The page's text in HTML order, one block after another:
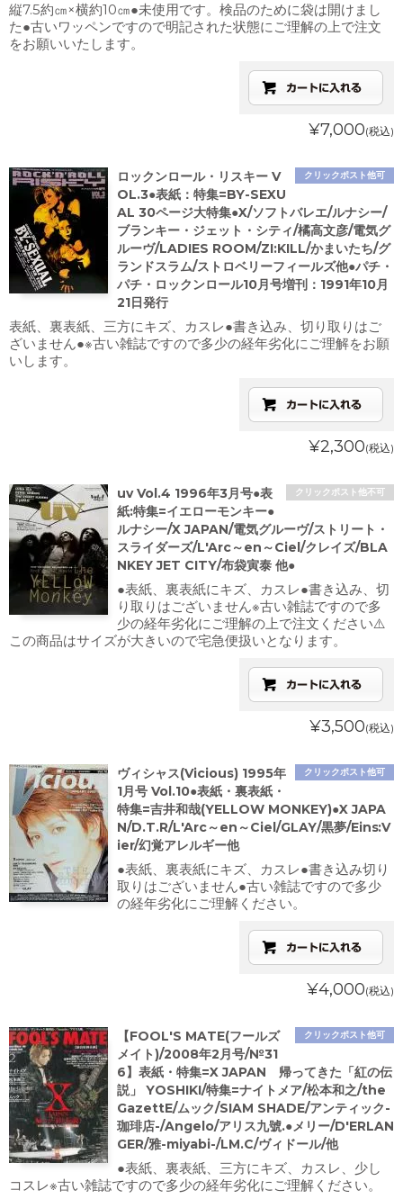
縦7.5約㎝×横約10㎝●未使用です。検品のために袋は開けまし
た●古いワッペンですので明記された状態にご理解の上で注文
をお願いいたします。
¥7,000(税込)
クリックポスト他可
ロックンロール・リスキー V
OL.3●表紙：特集=BY-SEXU
AL 30ページ大特集●X/ソフトバレエ/ルナシー/
ブランキー・ジェット・シティ/橘高文彦/電気グ
ルーヴ/LADIES ROOM/ZI:KILL/かまいたち/グ
ランドスラム/ストロベリーフィールズ他●パチ・
パチ・ロックンロール10月号増刊：1991年10月
21日発行
表紙、裏表紙、三方にキズ、カスレ●書き込み、切り取りはご
ざいません●※古い雑誌ですので多少の経年劣化にご理解をお願
いします。
¥2,300(税込)
クリックポスト他不可
uv Vol.4 1996年3月号●表
紙:特集=イエローモンキー●
ルナシー/X JAPAN/電気グルーヴ/ストリート・
スライダーズ/L'Arc～en～Ciel/クレイズ/BLA
NKEY JET CITY/布袋寅泰 他●
●表紙、裏表紙にキズ、カスレ●書き込み、切
り取りはございません※古い雑誌ですので多
少の経年劣化にご理解の上で注文ください⚠️
この商品はサイズが大きいので宅急便扱いとなります。
¥3,500(税込)
クリックポスト他可
ヴィシャス(Vicious) 1995年
1月号 Vol.10●表紙・裏表紙・
特集=吉井和哉(YELLOW MONKEY)●X JAPA
N/D.T.R/L'Arc～en～Ciel/GLAY/黒夢/Eins:V
ier/幻覚アレルギー他
●表紙、裏表紙にキズ、カスレ●書き込み切り
取りはございません●古い雑誌ですので多少
の経年劣化にご理解ください。
¥4,000(税込)
クリックポスト他可
【FOOL'S MATE(フールズ
メイト)/2008年2月号/№31
6】表紙・特集=X JAPAN 帰ってきた「紅の伝
説」 YOSHIKI/特集=ナイトメア/松本和之/the
GazettE/ムック/SIAM SHADE/アンティック-
珈琲店-/Angelo/アリス九號.●メリー/D'ERLAN
GER/雅-miyabi-/LM.C/ヴィドール/他
●表紙、裏表紙、三方にキズ、カスレ、少し
コスレ※古い雑誌ですので多少の経年劣化にご理解ください。